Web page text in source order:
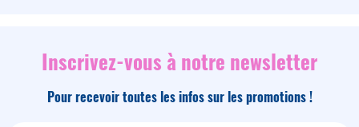
Inscrivez-vous à notre newsletter
Pour recevoir toutes les infos sur les promotions !